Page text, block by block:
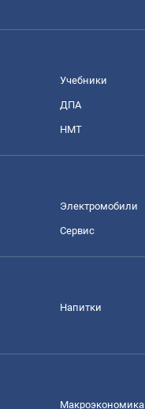
Учебники
ДПА
НМТ
Электромобили
Сервис
Напитки
Mакроэкономика